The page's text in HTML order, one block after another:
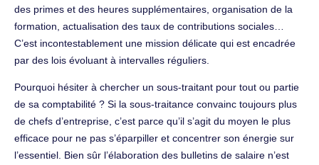
des primes et des heures supplémentaires, organisation de la
formation, actualisation des taux de contributions sociales…
C’est incontestablement une mission délicate qui est encadrée
par des lois évoluant à intervalles réguliers.
Pourquoi hésiter à chercher un sous-traitant pour tout ou partie
de sa comptabilité ? Si la sous-traitance convainc toujours plus
de chefs d’entreprise, c’est parce qu’il s’agit du moyen le plus
efficace pour ne pas s’éparpiller et concentrer son énergie sur
l’essentiel. Bien sûr l’élaboration des bulletins de salaire n’est